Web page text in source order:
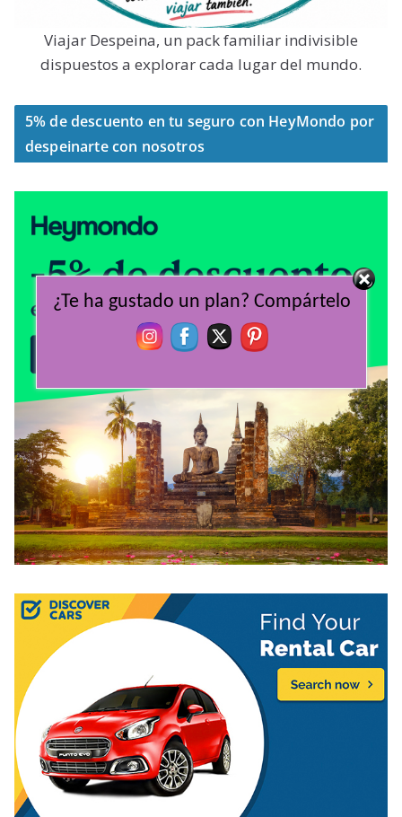
Viajar Despeina, un pack familiar indivisible
dispuestos a explorar cada lugar del mundo.
5% de descuento en tu seguro con HeyMondo por
despeinarte con nosotros
¿Te ha gustado un plan? Compártelo